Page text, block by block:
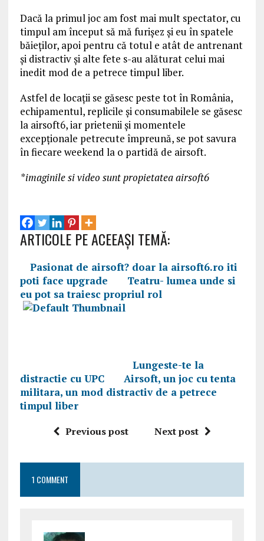
Dacă la primul joc am fost mai mult spectator, cu
timpul am început să mă furișez și eu în spatele
băieților, apoi pentru că totul e atât de antrenant
și distractiv și alte fete s-au alăturat celui mai
inedit mod de a petrece timpul liber.
Astfel de locații se găsesc peste tot în România,
echipamentul, replicile și consumabilele se găsesc
la airsoft6, iar prietenii și momentele
excepționale petrecute împreună, se pot savura
în fiecare weekend la o partidă de airsoft.
*imaginile si video sunt propietatea airsoft6
ARTICOLE PE ACEEAŞI TEMĂ:
Pasionat de airsoft? doar la airsoft6.ro iti
poti face upgrade
Teatru- lumea unde si
eu pot sa traiesc propriul rol
Lungeste-te la
distractie cu UPC
Airsoft, un joc cu tenta
militara, un mod distractiv de a petrece
timpul liber
Previous post Next post
1 COMMENT